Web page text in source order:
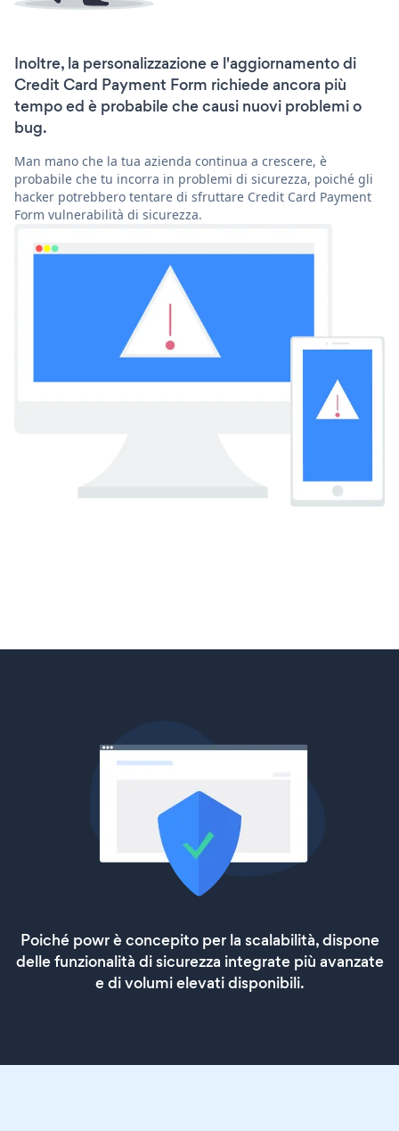
Inoltre, la personalizzazione e l'aggiornamento di
Credit Card Payment Form richiede ancora più
tempo ed è probabile che causi nuovi problemi o
bug.
Man mano che la tua azienda continua a crescere, è
probabile che tu incorra in problemi di sicurezza, poiché gli
hacker potrebbero tentare di sfruttare Credit Card Payment
Form vulnerabilità di sicurezza.
Poiché powr è concepito per la scalabilità, dispone
delle funzionalità di sicurezza integrate più avanzate
e di volumi elevati disponibili.